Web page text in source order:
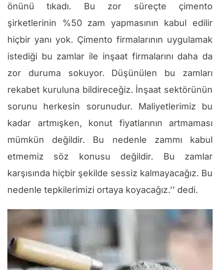
önünü tıkadı. Bu zor süreçte çimento
şirketlerinin %50 zam yapmasının kabul edilir
hiçbir yanı yok. Çimento firmalarının uygulamak
istediği bu zamlar ile inşaat firmalarını daha da
zor duruma sokuyor. Düşünülen bu zamları
rekabet kuruluna bildireceğiz. İnşaat sektörünün
sorunu herkesin sorunudur. Maliyetlerimiz bu
kadar artmışken, konut fiyatlarının artmaması
mümkün değildir. Bu nedenle zammı kabul
etmemiz söz konusu değildir. Bu zamlar
karşısında hiçbir şekilde sessiz kalmayacağız. Bu
nedenle tepkilerimizi ortaya koyacağız.’’ dedi.